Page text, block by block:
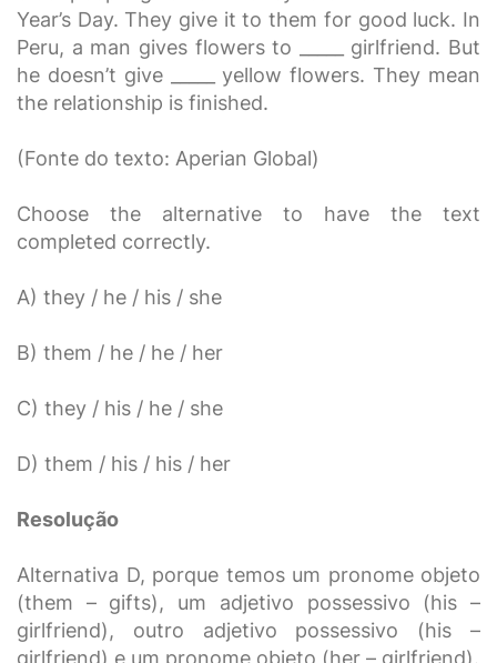
Year’s Day. They give it to them for good luck. In
Peru, a man gives flowers to _____ girlfriend. But
he doesn’t give _____ yellow flowers. They mean
the relationship is finished.
(Fonte do texto: Aperian Global)
Choose the alternative to have the text
completed correctly.
A) they / he / his / she
B) them / he / he / her
C) they / his / he / she
D) them / his / his / her
Resolução
Alternativa D, porque temos um pronome objeto
(them – gifts), um adjetivo possessivo (his –
girlfriend), outro adjetivo possessivo (his –
girlfriend) e um pronome objeto (her – girlfriend).